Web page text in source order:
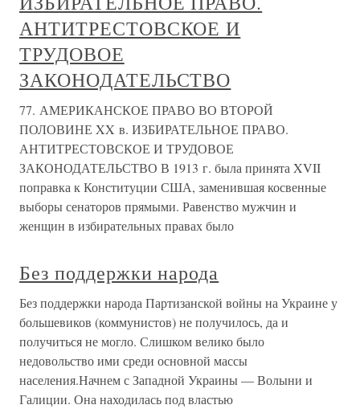
АНТИТРЕСТОВСКОЕ И
ТРУДОВОЕ
ЗАКОНОДАТЕЛЬСТВО
77. АМЕРИКАНСКОЕ ПРАВО ВО ВТОРОЙ
ПОЛОВИНЕ XX в. ИЗБИРАТЕЛЬНОЕ ПРАВО.
АНТИТРЕСТОВСКОЕ И ТРУДОВОЕ
ЗАКОНОДАТЕЛЬСТВО В 1913 г. была принята XVII
поправка к Конституции США, заменившая косвенные
выборы сенаторов прямыми. Равенство мужчин и
женщин в избирательных правах было
Без поддержки народа
Без поддержки народа Партизанской войны на Украине у
большевиков (коммунистов) не получилось, да и
получиться не могло. Слишком велико было
недовольство ими среди основной массы
населения.Начнем с Западной Украины — Волыни и
Галиции. Она находилась под властью